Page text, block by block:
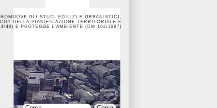
GLI STUDI EDILIZI E URBANISTICI,
DELLA PIANIFICAZIONE TERRITORIALE E
49) E PROTEGGE L'AMBIENTE (DM 162/1997)